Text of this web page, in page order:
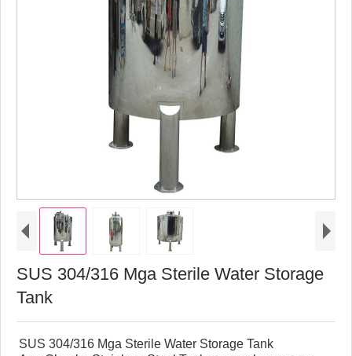
SUS 304/316 Mga Sterile Water Storage
Tank
SUS 304/316 Mga Sterile Water Storage Tank